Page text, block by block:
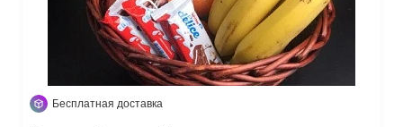
Бесплатная доставка